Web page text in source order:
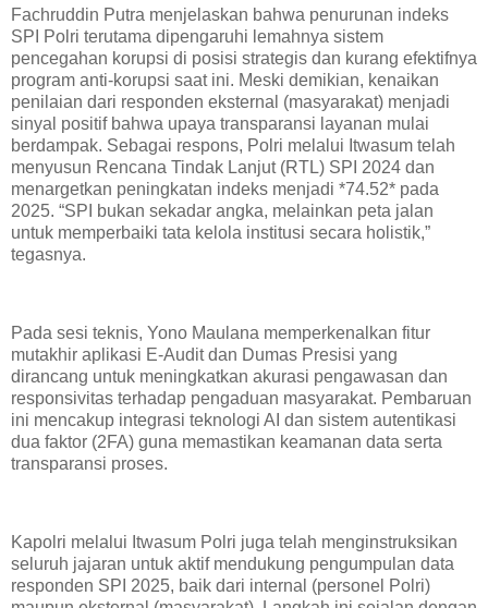
Fachruddin Putra menjelaskan bahwa penurunan indeks
SPI Polri terutama dipengaruhi lemahnya sistem
pencegahan korupsi di posisi strategis dan kurang efektifnya
program anti-korupsi saat ini. Meski demikian, kenaikan
penilaian dari responden eksternal (masyarakat) menjadi
sinyal positif bahwa upaya transparansi layanan mulai
berdampak. Sebagai respons, Polri melalui Itwasum telah
menyusun Rencana Tindak Lanjut (RTL) SPI 2024 dan
menargetkan peningkatan indeks menjadi *74.52* pada
2025. “SPI bukan sekadar angka, melainkan peta jalan
untuk memperbaiki tata kelola institusi secara holistik,”
tegasnya.
Pada sesi teknis, Yono Maulana memperkenalkan fitur
mutakhir aplikasi E-Audit dan Dumas Presisi yang
dirancang untuk meningkatkan akurasi pengawasan dan
responsivitas terhadap pengaduan masyarakat. Pembaruan
ini mencakup integrasi teknologi AI dan sistem autentikasi
dua faktor (2FA) guna memastikan keamanan data serta
transparansi proses.
Kapolri melalui Itwasum Polri juga telah menginstruksikan
seluruh jajaran untuk aktif mendukung pengumpulan data
responden SPI 2025, baik dari internal (personel Polri)